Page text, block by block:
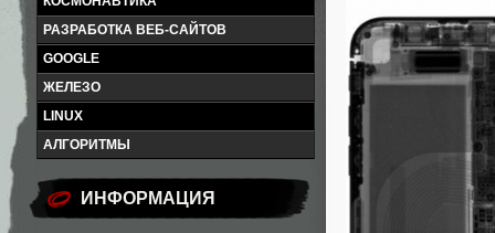
РАЗРАБОТКА ВЕБ-САЙТОВ
GOOGLE
ЖЕЛЕЗО
LINUX
АЛГОРИТМЫ
ИНФОРМАЦИЯ